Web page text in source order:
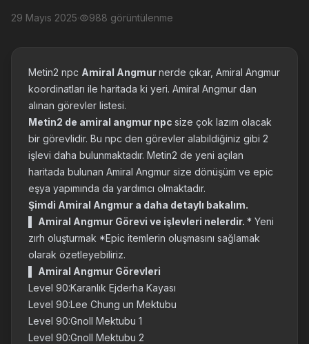
29 Mayıs 2025· 988 görüntülenme
Metin2 npc Amiral Angmurnerde çıkar, Amiral Angmur
koordinatları ile haritada ki yeri. Amiral Angmur dan
alınan görevler listesi.
Metin2 de amiral angmur npc size çok lazım olacak
bir görevlidir. Bu npc den görevler alabildiğiniz gibi 2
işlevi daha bulunmaktadır. Metin2 de yeni açılan
haritada bulunan Amiral Angmur size dönüşüm ve epic
eşya yapımında da yardımcı olmaktadır.
Şimdi Amiral Angmur a daha detaylı bakalım.
Amiral Angmur Görevi ve işlevleri nelerdir. * Yeni
zırh oluşturmak *Epic itemlerin oluşmasını sağlamak
olarak özetleyebiliriz.
Amiral Angmur Görevleri
Level 90:Karanlık Ejderha Kayası
Level 90:Lee Chung un Mektubu
Level 90:Gnoll Mektubu 1
Level 90:Gnoll Mektubu 2